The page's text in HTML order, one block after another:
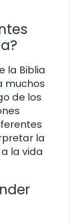
la Biblia
muchos
de los
la
la vida